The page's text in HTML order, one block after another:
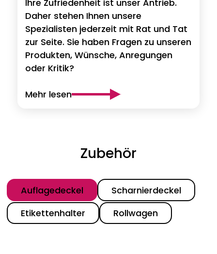
Ihre Zufriedenheit ist unser Antrieb.
Daher stehen Ihnen unsere
Spezialisten jederzeit mit Rat und Tat
zur Seite. Sie haben Fragen zu unseren
Produkten, Wünsche, Anregungen
oder Kritik?
Mehr lesen
Zubehör
Kategorie
Auflagedeckel
Scharnierdeckel
Etikettenhalter
Rollwagen